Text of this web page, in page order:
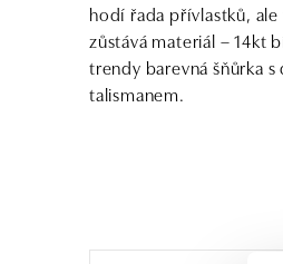
hodí řada přívlastků,
zůstává materiál – 14kt
trendy barevná šňůrka
talismanem.